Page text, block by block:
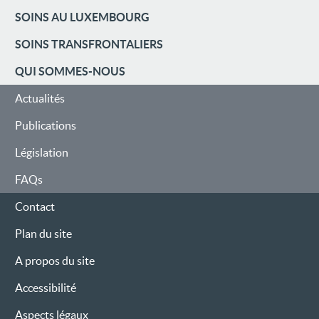
MENU
DE
NAVIGATION
SOINS AU LUXEMBOURG
SOINS TRANSFRONTALIERS
QUI SOMMES-NOUS
Actualités
Publications
Législation
FAQs
Contact
Plan du site
A propos du site
Accessibilité
Aspects légaux